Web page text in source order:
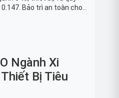
Bảo trì an toàn cho
chuyền lắp ráp xe hơi.
Ngành Xi
Bị Tiêu